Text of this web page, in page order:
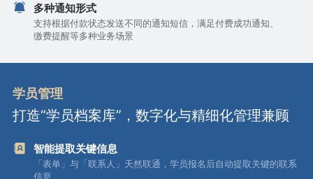
多种通知形式
支持根据付款状态发送不同的通知短信，满足付费成功通知、
缴费提醒等多种业务场景
学员管理
打造“学员档案库”，数字化与精细化管理兼顾
智能提取关键信息
「表单」与「联系人」天然联通，学员报名后自动提取关键的联系
信息